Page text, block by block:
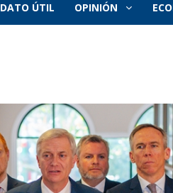
DATO ÚTIL OPINIÓN